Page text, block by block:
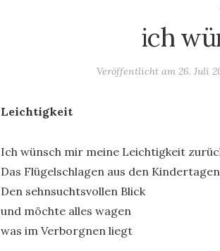
ich
Veröffentlicht am 26. Juli
Leichtigkeit
Ich wünsch mir meine Leichtigkeit
Das Flügelschlagen aus den Kindertagen
Den sehnsuchtsvollen Blick
und möchte alles wagen
was im Verborgnen liegt